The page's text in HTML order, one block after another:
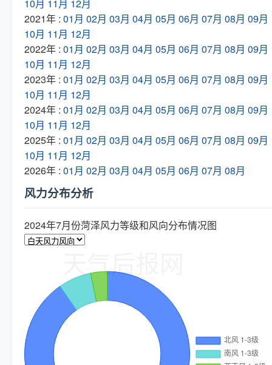
10月 11月 12月
2021年 : 01月 02月 03月 04月 05月 06月 07月 08月 09月
10月 11月 12月
2022年 : 01月 02月 03月 04月 05月 06月 07月 08月 09月
10月 11月 12月
2023年 : 01月 02月 03月 04月 05月 06月 07月 08月 09月
10月 11月 12月
2024年 : 01月 02月 03月 04月 05月 06月 07月 08月 09月
10月 11月 12月
2025年 : 01月 02月 03月 04月 05月 06月 07月 08月 09月
10月 11月 12月
2026年 : 01月 02月 03月 04月 05月 06月 07月 08月
风力分布分析
2024年7月份菏泽风力等级和风向分布情况图